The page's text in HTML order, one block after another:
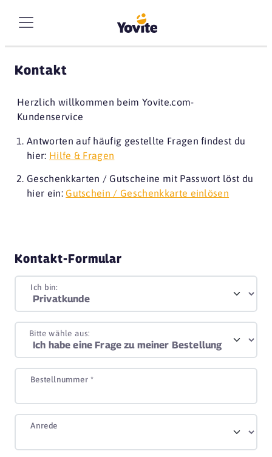
Kontakt
Herzlich willkommen beim Yovite.com-
Kundenservice
Antworten auf häufig gestellte Fragen findest du
hier: Hilfe & Fragen
Geschenkkarten / Gutscheine mit Passwort löst du
hier ein: Gutschein / Geschenkkarte einlösen
Kontakt-Formular
Ich bin:
Bitte wähle aus:
Bestellnummer *
Anrede